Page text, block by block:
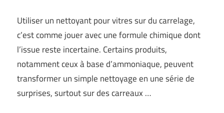
Utiliser un nettoyant pour vitres sur du carrelage,
c’est comme jouer avec une formule chimique dont
l’issue reste incertaine. Certains produits,
notamment ceux à base d’ammoniaque, peuvent
transformer un simple nettoyage en une série de
surprises, surtout sur des carreaux …